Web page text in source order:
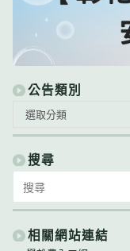
公告類別
類
別
選取分類
搜尋
for:
相關網站連結